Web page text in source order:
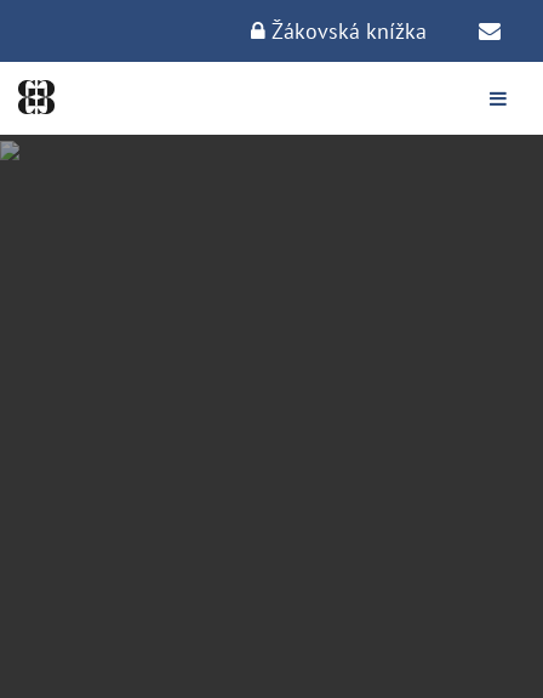
Žákovská knížka